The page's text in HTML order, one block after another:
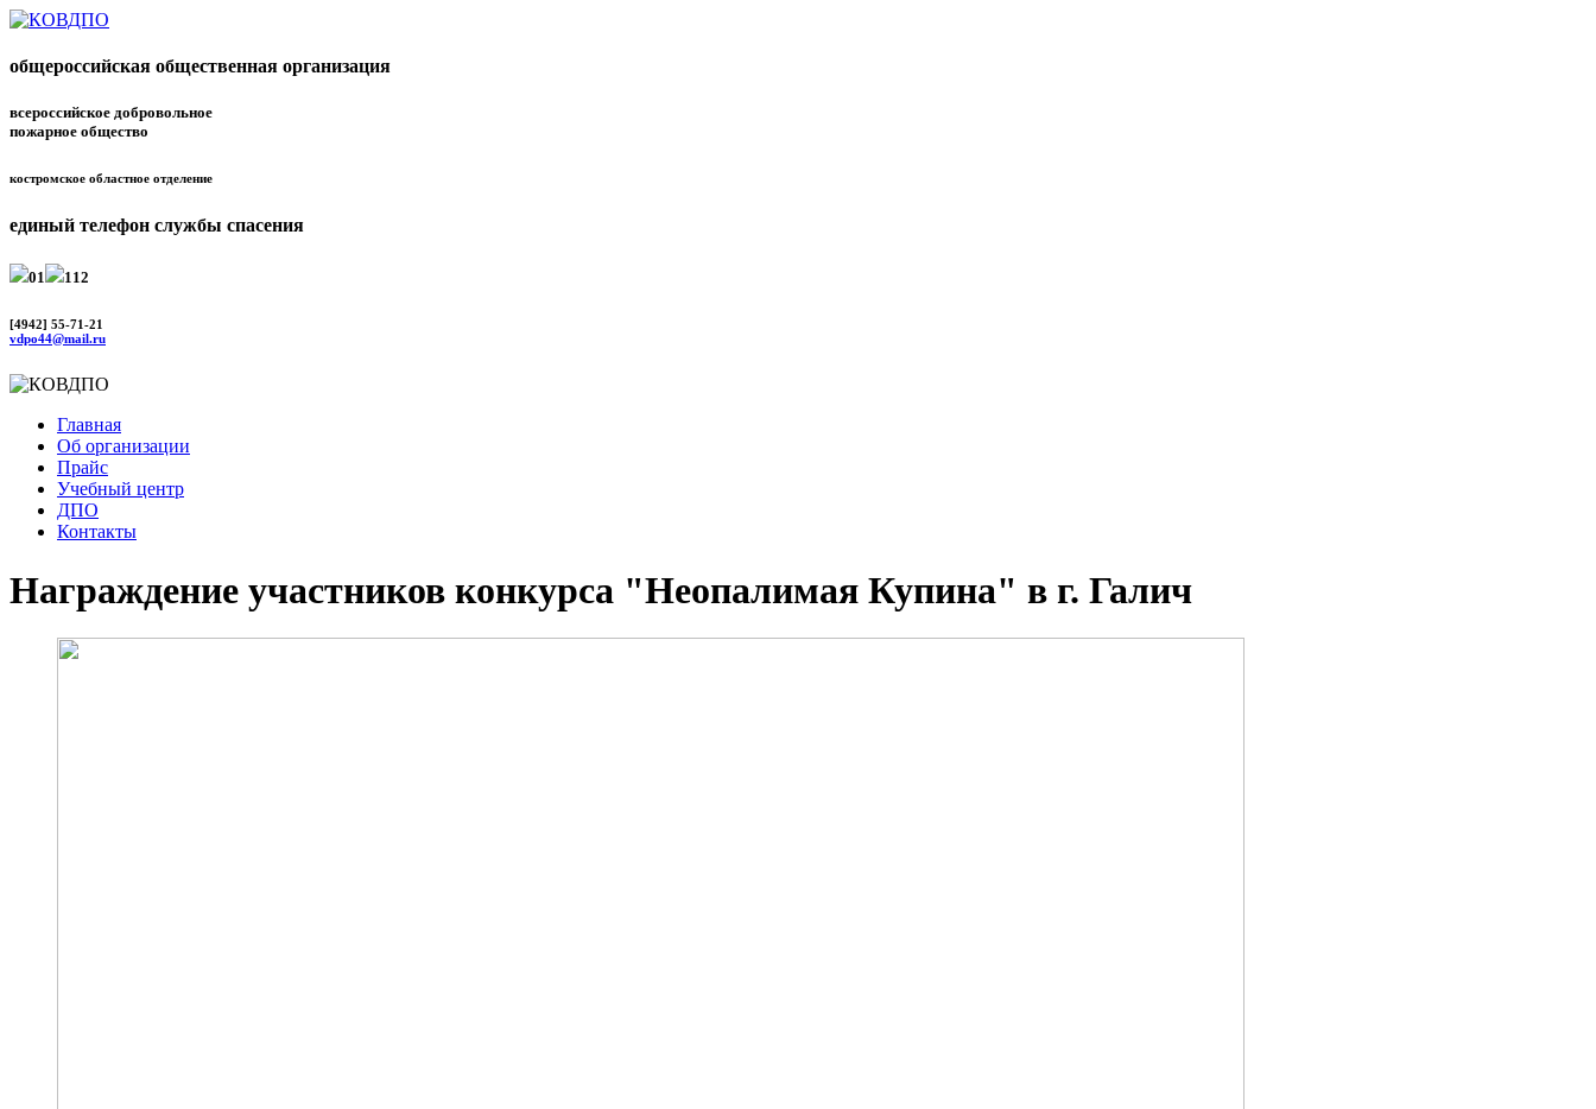
общероссийская общественная организация
всероссийское добровольное
пожарное общество
костромское областное отделение
единый телефон службы спасения
01 112
[4942] 55-71-21
vdpo44@mail.ru
Главная
Об организации
Прайс
Учебный центр
ДПО
Контакты
Награждение участников конкурса "Неопалимая Купина" в г. Галич